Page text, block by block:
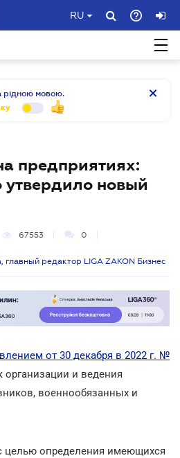
RU
рідною мовою.
предприятиях:
утвердило новый
67553 0
главный редактор LIGA ZAKON Бизнес
от 30 декабря в 2022 г. №
организации и ведения
военнообязанных и
целью определения имеющихся